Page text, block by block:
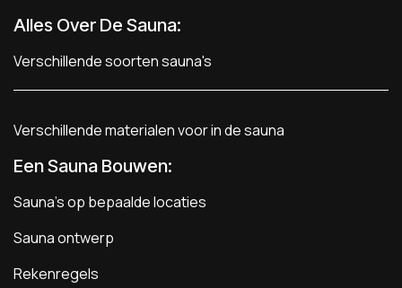
Alles Over De Sauna:
Verschillende soorten sauna's
Verschillende materialen voor in de sauna
Een Sauna Bouwen:
Sauna's op bepaalde locaties
Sauna ontwerp
Rekenregels